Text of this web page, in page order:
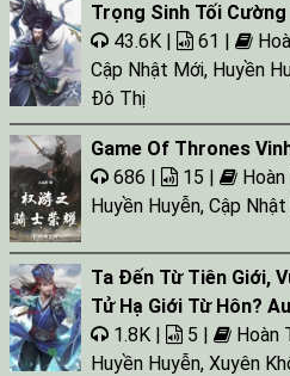
Trọng Sinh Tối
43.6K |
61 |
Cập Nhật Mới, Huyền
Đô Thị
Game Of Thrones
686 |
15 |
Huyền Huyễn, Cập
Ta Đến Từ Tiên Giới,
Tử Hạ Giới Từ Hôn?
1.8K |
5 |
Hoàn
Huyền Huyễn, Xuyên